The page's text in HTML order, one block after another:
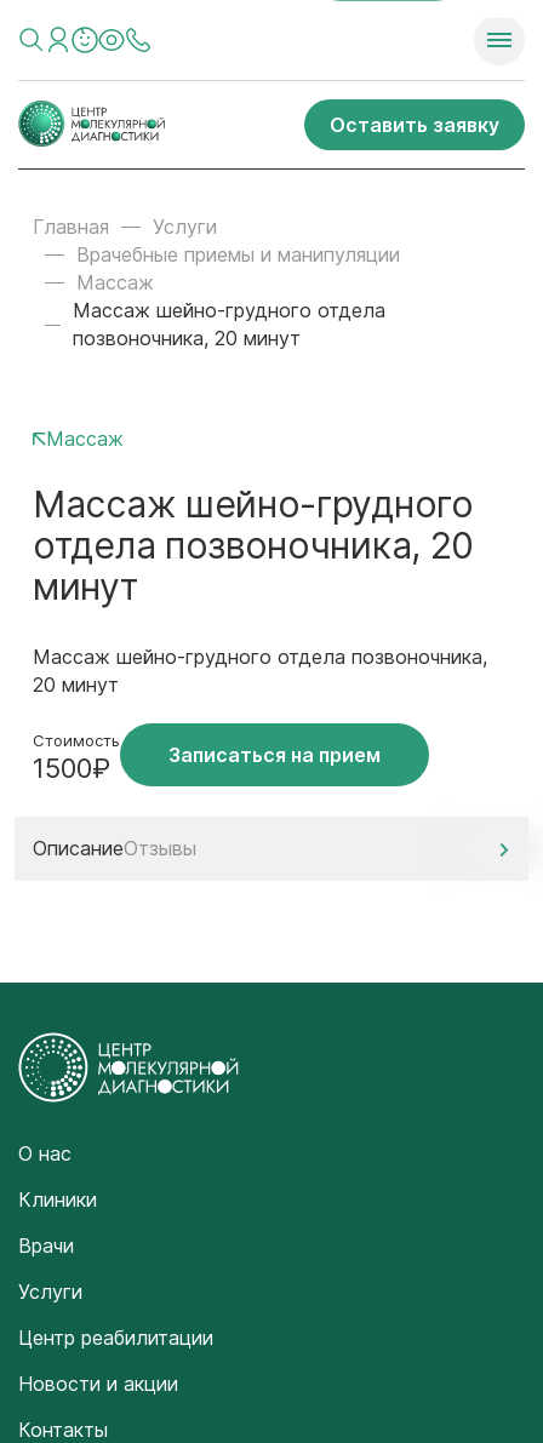
Оставить заявку
Главная
Услуги
Врачебные приемы и манипуляции
Массаж
Массаж шейно-грудного отдела
позвоночника, 20 минут
Массаж
Массаж шейно-грудного
отдела позвоночника, 20
минут
Массаж шейно-грудного отдела позвоночника,
20 минут
Стоимость
1500₽ Записаться на прием
ОписаниеОтзывы
О нас
Клиники
Врачи
Услуги
Центр реабилитации
Новости и акции
Контакты